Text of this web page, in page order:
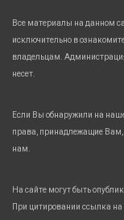
Все материалы на данном
исключительно в
владельцам.
несет.
Если Вы обнаружили на
права, принадлежащие Вам,
нам.
На сайте могут быть
При цитировании ссылка на